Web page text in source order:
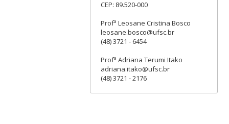
CEP: 89.520-000
Profª Leosane Cristina Bosco
leosane.bosco@ufsc.br
(48) 3721 - 6454
Profª Adriana Terumi Itako
adriana.itako@ufsc.br
(48) 3721 - 2176